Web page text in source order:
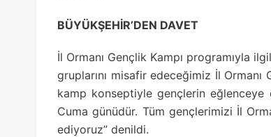
BÜYÜKŞEHİR’DEN DAVET
İl Ormanı Gençlik Kampı programıyla
gruplarını misafir edeceğimiz İl Ormanı
kamp konseptiyle gençlerin eğlenceye
Cuma günüdür. Tüm gençlerimizi İl
ediyoruz” denildi.